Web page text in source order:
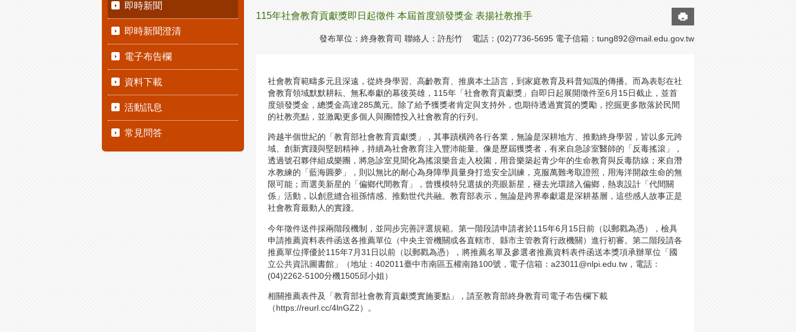
即時新聞
即時新聞澄清
電子布告欄
資料下載
活動訊息
常見問答
115年社會教育貢獻獎即日起徵件 本屆首度頒發獎金 表揚社教推手
發布單位：終身教育司 聯絡人：許彤竹 電話：(02)7736-5695 電子信箱： tung892@mail.edu.gov.tw
社會教育範疇多元且深遠，從終身學習、高齡教育、推廣本土語言，到家庭教育及科普知識的傳播。而為表彰在社
會教育領域默默耕耘、無私奉獻的幕後英雄，115年「社會教育貢獻獎」自即日起展開徵件至6月15日截止，並首
度頒發獎金，總獎金高達285萬元。除了給予獲獎者肯定與支持外，也期待透過實質的獎勵，挖掘更多散落於民間
的社教亮點，並激勵更多個人與團體投入社會教育的行列。
跨越半個世紀的「教育部社會教育貢獻獎」，其事蹟橫跨各行各業，無論是深耕地方、推動終身學習，皆以多元跨
域、創新實踐與堅韌精神，持續為社會教育注入豐沛能量。像是歷屆獲獎者，有來自急診室醫師的「反毒搖滾」，
透過號召夥伴組成樂團，將急診室見聞化為搖滾樂音走入校園，用音樂築起青少年的生命教育與反毒防線；來自潛
水教練的「藍海圓夢」，則以無比的耐心為身障學員量身打造安全訓練，克服萬難考取證照，用海洋開啟生命的無
限可能；而選美新星的「偏鄉代間教育」，曾獲模特兒選拔的亮眼新星，褪去光環踏入偏鄉，熱衷設計「代間關
係」活動，以創意縫合祖孫情感、推動世代共融。教育部表示，無論是跨界奉獻還是深耕基層，這些感人故事正是
社會教育最動人的實踐。
今年徵件送件採兩階段機制，並同步完善評選規範。第一階段請申請者於115年6月15日前（以郵戳為憑），檢具
申請推薦資料表件函送各推薦單位（中央主管機關或各直轄市、縣市主管教育行政機關）進行初審。第二階段請各
推薦單位擇優於115年7月31日以前（以郵戳為憑），將推薦名單及參選者推薦資料表件函送本獎項承辦單位「國
立公共資訊圖書館」（地址：402011臺中市南區五權南路100號，電子信箱：a23011@nlpi.edu.tw，電話：
(04)2262-5100分機1505邱小姐）
相關推薦表件及「教育部社會教育貢獻獎實施要點」，請至教育部終身教育司電子布告欄下載
（https://reurl.cc/4lnGZ2）。